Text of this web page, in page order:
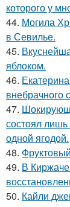
которого у
44. Могила
в Севилье.
45.
яблоком.
46.
внебрачного
47.
состоял лишь
одной ягодой.
48.
49. В
50. Кайли